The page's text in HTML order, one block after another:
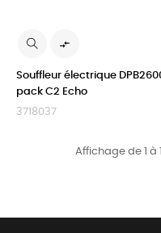

Souffleur électrique
pack C2 Echo
3718037
Affichage de 1 à